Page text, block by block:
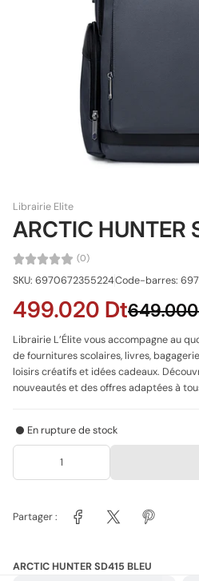
Librairie Elite
ARCTIC HUNTER
(0)
SKU: 6970672355224Code-barres:
499.020 Dt
Librairie L’Élite vous accompagne au
de fournitures scolaires, livres,
loisirs créatifs et idées cadeaux.
nouveautés et des offres adaptées à
En rupture de stock
Partager :
ARCTIC HUNTER SD415 BLEU